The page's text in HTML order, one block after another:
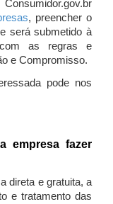
, preencher o
será submetido à
as regras e
e Compromisso.
pode nos
empresa fazer
direta e gratuita, a
e tratamento das